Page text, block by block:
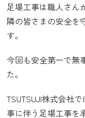
足場工事は職人さん
隣の皆さまの安全を
す。
今回も安全第一で無
た。
TSUTSUJI株式会社
事に伴う足場工事を